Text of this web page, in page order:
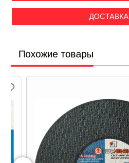
ДОСТАВКА
Похожие товары